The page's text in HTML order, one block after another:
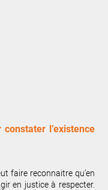
l’existence
faire reconnaitre qu’en
en justice à respecter.